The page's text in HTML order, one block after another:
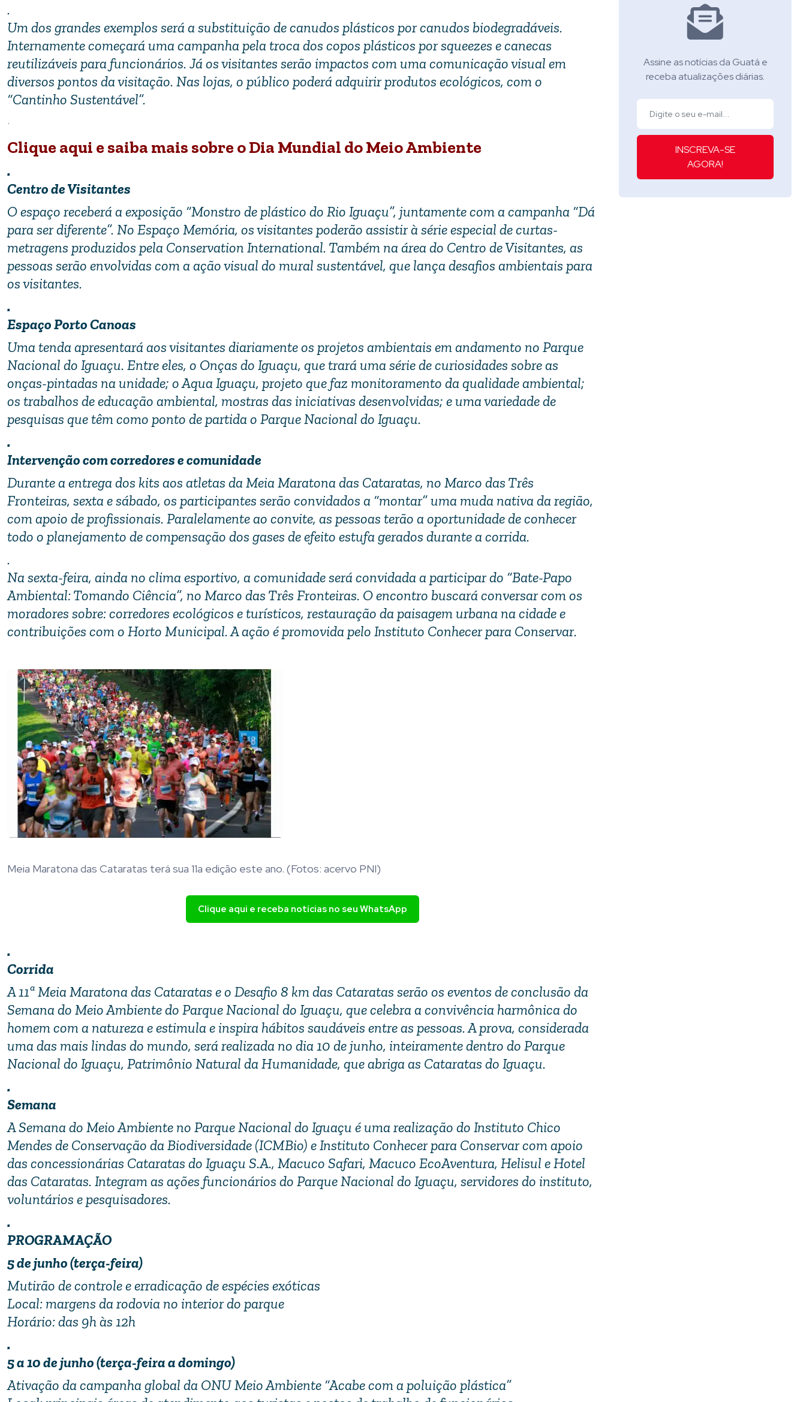
.
Um dos grandes exemplos será a substituição de canudos plásticos por canudos biodegradáveis.
Internamente começará uma campanha pela troca dos copos plásticos por squeezes e canecas
reutilizáveis para funcionários. Já os visitantes serão impactos com uma comunicação visual em
diversos pontos da visitação. Nas lojas, o público poderá adquirir produtos ecológicos, com o
“Cantinho Sustentável”.
.
Clique aqui e saiba mais sobre o Dia Mundial do Meio Ambiente
.
Centro de Visitantes
O espaço receberá a exposição “Monstro de plástico do Rio Iguaçu”, juntamente com a campanha “Dá
para ser diferente”. No Espaço Memória, os visitantes poderão assistir à série especial de curtas-
metragens produzidos pela Conservation International. Também na área do Centro de Visitantes, as
pessoas serão envolvidas com a ação visual do mural sustentável, que lança desafios ambientais para
os visitantes.
.
Espaço Porto Canoas
Uma tenda apresentará aos visitantes diariamente os projetos ambientais em andamento no Parque
Nacional do Iguaçu. Entre eles, o Onças do Iguaçu, que trará uma série de curiosidades sobre as
onças-pintadas na unidade; o Aqua Iguaçu, projeto que faz monitoramento da qualidade ambiental;
os trabalhos de educação ambiental, mostras das iniciativas desenvolvidas; e uma variedade de
pesquisas que têm como ponto de partida o Parque Nacional do Iguaçu.
.
Intervenção com corredores e comunidade
Durante a entrega dos kits aos atletas da Meia Maratona das Cataratas, no Marco das Três
Fronteiras, sexta e sábado, os participantes serão convidados a “montar” uma muda nativa da região,
com apoio de profissionais. Paralelamente ao convite, as pessoas terão a oportunidade de conhecer
todo o planejamento de compensação dos gases de efeito estufa gerados durante a corrida.
.
Na sexta-feira, ainda no clima esportivo, a comunidade será convidada a participar do “Bate-Papo
Ambiental: Tomando Ciência”, no Marco das Três Fronteiras. O encontro buscará conversar com os
moradores sobre: corredores ecológicos e turísticos, restauração da paisagem urbana na cidade e
contribuições com o Horto Municipal. A ação é promovida pelo Instituto Conhecer para Conservar.
Meia Maratona das Cataratas terá sua 11a edição este ano. (Fotos: acervo PNI)
Clique aqui e receba notícias no seu WhatsApp
.
Corrida
A 11ª Meia Maratona das Cataratas e o Desafio 8 km das Cataratas serão os eventos de conclusão da
Semana do Meio Ambiente do Parque Nacional do Iguaçu, que celebra a convivência harmônica do
homem com a natureza e estimula e inspira hábitos saudáveis entre as pessoas. A prova, considerada
uma das mais lindas do mundo, será realizada no dia 10 de junho, inteiramente dentro do Parque
Nacional do Iguaçu, Patrimônio Natural da Humanidade, que abriga as Cataratas do Iguaçu.
.
Semana
A Semana do Meio Ambiente no Parque Nacional do Iguaçu é uma realização do Instituto Chico
Mendes de Conservação da Biodiversidade (ICMBio) e Instituto Conhecer para Conservar com apoio
das concessionárias Cataratas do Iguaçu S.A., Macuco Safari, Macuco EcoAventura, Helisul e Hotel
das Cataratas. Integram as ações funcionários do Parque Nacional do Iguaçu, servidores do instituto,
voluntários e pesquisadores.
.
PROGRAMAÇÃO
5 de junho (terça-feira)
Mutirão de controle e erradicação de espécies exóticas
Local: margens da rodovia no interior do parque
Horário: das 9h às 12h
.
5 a 10 de junho (terça-feira a domingo)
Ativação da campanha global da ONU Meio Ambiente “Acabe com a poluição plástica”
Assine as notícias da Guatá e
receba atualizações diárias.
INSCREVA-SE
AGORA!